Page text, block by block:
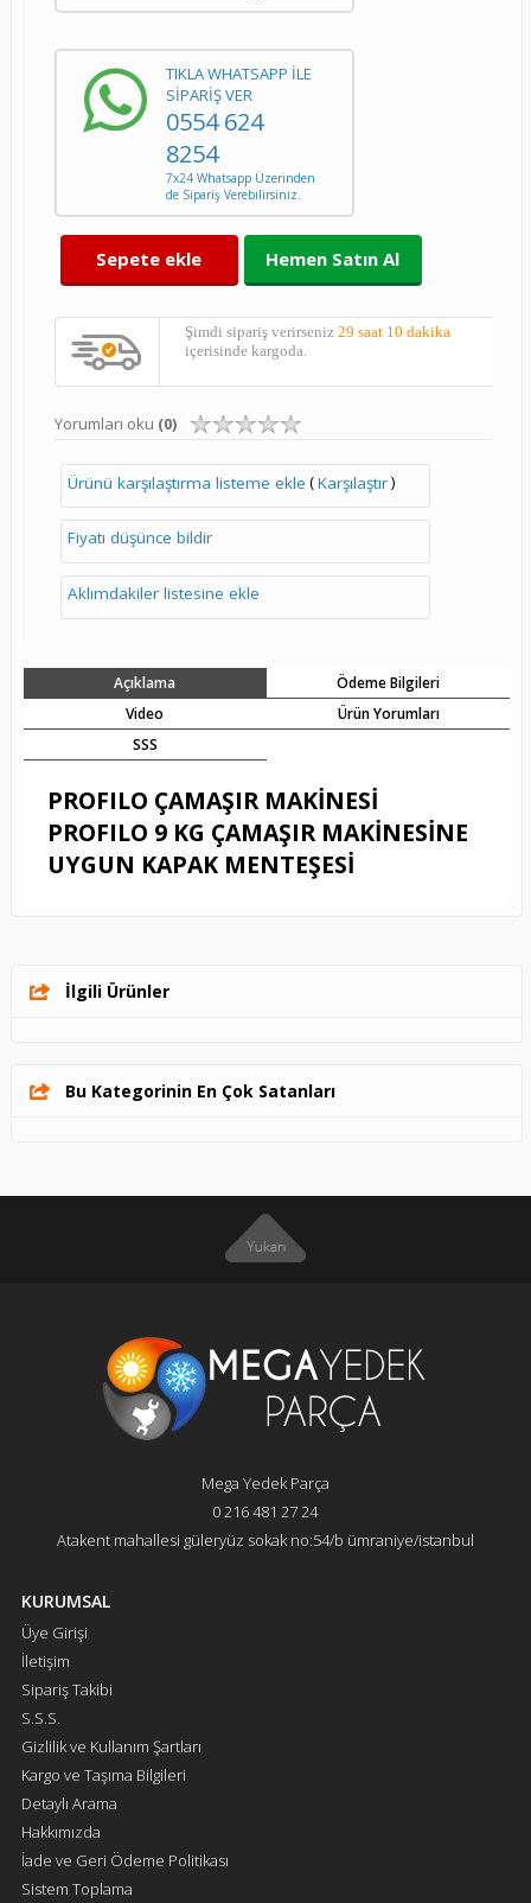
TIKLA WHATSAPP İLE
SİPARİŞ VER
0554 624
8254
7x24 Whatsapp Üzerinden
de Sipariş Verebilirsiniz.
Sepete ekle Hemen Satın Al
Şimdi sipariş verirseniz 29 saat 10 dakika
içerisinde kargoda.
Yorumları oku (0)
Ürünü karşılaştırma listeme ekle (Karşılaştır)
Fiyatı düşünce bildir
Aklımdakiler listesine ekle
Açıklama
Ödeme Bilgileri
Video
Ürün Yorumları
SSS
PROFILO ÇAMAŞIR MAKİNESİ
PROFILO 9 KG ÇAMAŞIR MAKİNESİNE
UYGUN KAPAK MENTEŞESİ
İlgili Ürünler
Bu Kategorinin En Çok Satanları
Mega Yedek Parça
0 216 481 27 24
Atakent mahallesi güleryüz sokak no:54/b ümraniye/istanbul
KURUMSAL
Üye Girişi
İletişim
Sipariş Takibi
S.S.S.
Gizlilik ve Kullanım Şartları
Kargo ve Taşıma Bilgileri
Detaylı Arama
Hakkımızda
İade ve Geri Ödeme Politikası
Sistem Toplama